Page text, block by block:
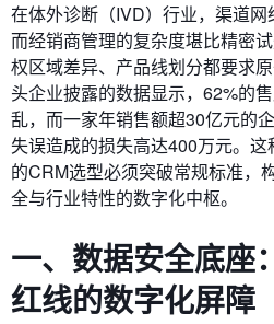
在体外诊断（IVD）行业，渠道网
而经销商管理的复杂度堪比精密
权区域差异、产品线划分都要求
头企业披露的数据显示，62%的
乱，而一家年销售额超30亿元的
失误造成的损失高达400万元。
的CRM选型必须突破常规标准，
全与行业特性的数字化中枢。
一、数据安全底座
红线的数字化屏障